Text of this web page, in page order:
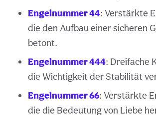
Engelnummer 44: Verstärkte
die den Aufbau einer sicheren
betont.
Engelnummer 444: Dreifache
die Wichtigkeit der Stabilität
Engelnummer 66: Verstärkte
die die Bedeutung von Liebe